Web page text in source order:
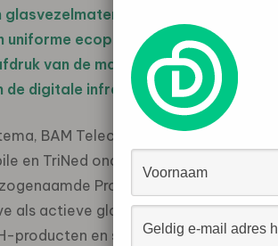
en -
uniforme ecopaspoorten opstellen
van de materialen objectief
de digitale infrastructuur.
BAM Telecom, Eurofiber,
en TriNed ondersteunen het project.
Product Category Rules
als actieve glasvezelmaterialen en
producten en switches. Om de